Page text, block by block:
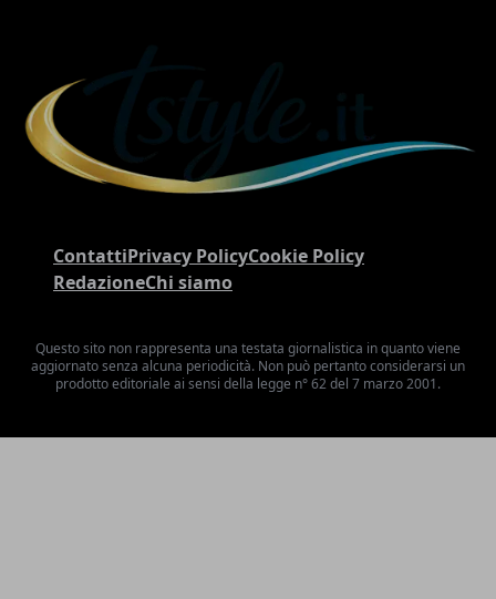
ContattiPrivacy PolicyCookie Policy
RedazioneChi siamo
Questo sito non rappresenta una testata giornalistica in quanto viene
aggiornato senza alcuna periodicità. Non può pertanto considerarsi un
prodotto editoriale ai sensi della legge n° 62 del 7 marzo 2001.